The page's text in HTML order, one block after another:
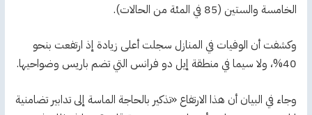
الخامسة والستين (85 في المئة من الحالات).
وكشفت أن الوفيات في المنازل سجلت أعلى زيادة إذ ارتفعت بنحو
40%، ولا سيما في منطقة إيل دو فرانس التي تضم باريس وضواحيها.
وجاء في البيان أن هذا الارتفاع «تذكير بالحاجة الماسة إلى تدابير تضامنية